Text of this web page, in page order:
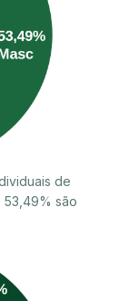
de
53,49% são